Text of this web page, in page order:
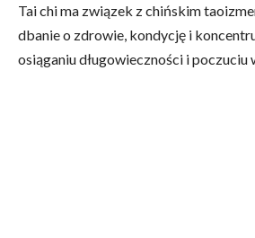
Tai chi ma związek z chińskim
dbanie o zdrowie, kondycję i
osiąganiu długowieczności i poczuciu